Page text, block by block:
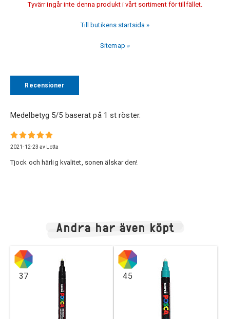
Tyvärr ingår inte denna produkt i vårt sortiment för tillfället.
Till butikens startsida »
Sitemap »
Recensioner
Medelbetyg 5/5 baserat på 1 st röster.
2021-12-23 av Lotta
Tjock och härlig kvalitet, sonen älskar den!
Andra har även köpt
37 45